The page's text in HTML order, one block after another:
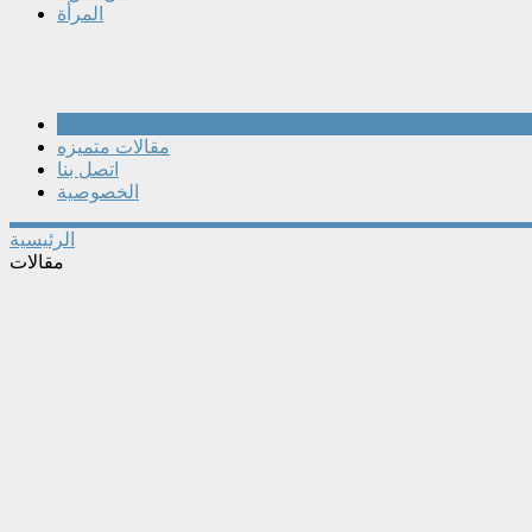
المرأة
مقالات متميزه
اتصل بنا
الخصوصية
الرئيسية
مقالات